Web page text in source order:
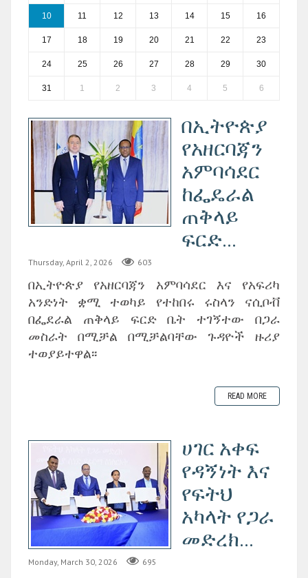
10 11 12 13 14 15 16
17 18 19 20 21 22 23
24 25 26 27 28 29 30
31 1 2 3 4 5 6
በኢትዮጵያ
የአዘርባጃን
አምባሳደር
ከፌዴራል
ጠቅላይ
ፍርድ...
Thursday, April 2, 2026 603
በኢትዮጵያ የአዘርባጃን አምባሳደር እና የአፍሪካ
አንድነት ቋሚ ተወካይ የተከበሩ ሩስላን ናሲቦቭ
በፌደራል ጠቅላይ ፍርድ ቤት ተገኝተው በጋራ
መስራት በሚቻል በሚቻልባቸው ጉዳዮች ዙሪያ
ተወያይተዋል፡፡
READ MORE
ሀገር አቀፍ
የዳኝነት እና
የፍትህ
አካላት የጋራ
መድረክ...
Monday, March 30, 2026 695